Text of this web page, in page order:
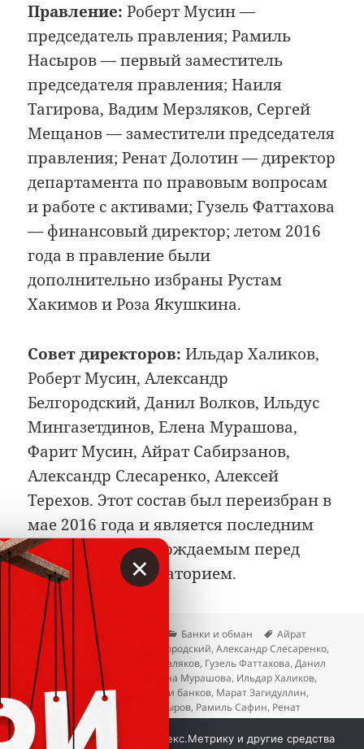
Правление: Роберт Мусин —
председатель правления; Рамиль
Насыров — первый заместитель
председателя правления; Наиля
Тагирова, Вадим Мерзляков, Сергей
Мещанов — заместители председателя
правления; Ренат Долотин — директор
департамента по правовым вопросам
и работе с активами; Гузель Фаттахова
— финансовый директор; летом 2016
года в правление были
дополнительно избраны Рустам
Хакимов и Роза Якушкина.
Совет директоров:Ильдар Халиков,
Роберт Мусин, Александр
Белгородский, Данил Волков, Ильдус
Мингазетдинов, Елена Мурашова,
Фарит Мусин, Айрат Сабирзанов,
Александр Слесаренко, Алексей
Терехов. Этот состав был переизбран в
мае 2016 года и является последним
публично подтверждаемым перед
декабрьским мораторием.
Опубликовано
23.04.2026 Рубрики
Банки и обман Метки
Айрат
Сабирзанов
Александр Белгородский,Александр Слесаренко,
Алексей Терехов
Вадим Мерзляков, Гузель Фаттахова,Данил
Волков
,Елена Леушина Елена Мурашова, Ильдар Халиков,
Ильдус Мингазетдинов
Крахи банков, Марат Загидуллин,
Наиля Тагирова
Рамиль Насыров, Рамиль Сафин, Ренат
Долотин, Роберт Мусин Роза Якушкина,Рустам Хакимов,
Сергей Мещанов
,Фарит Мусин Добавить комментарийк
Мы используем куки, Яндекс.Метрику и другие средства
×